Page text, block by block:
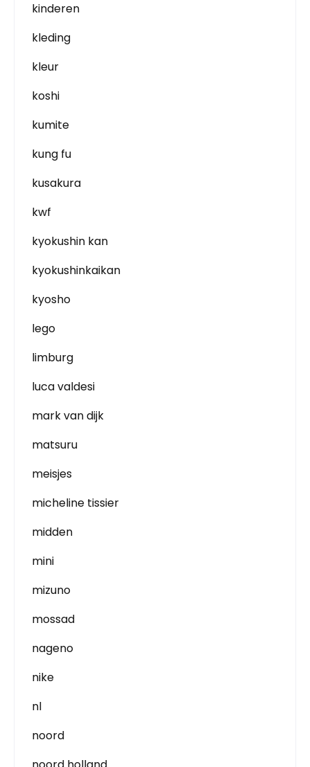
kinderen
kleding
kleur
koshi
kumite
kung fu
kusakura
kwf
kyokushin kan
kyokushinkaikan
kyosho
lego
limburg
luca valdesi
mark van dijk
matsuru
meisjes
micheline tissier
midden
mini
mizuno
mossad
nageno
nike
nl
noord